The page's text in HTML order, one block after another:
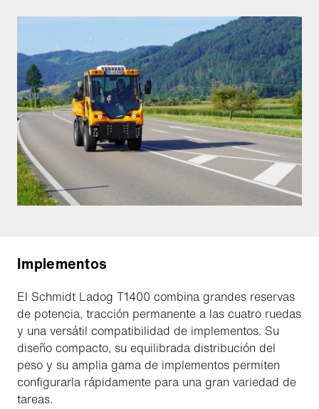
Implementos
El Schmidt Ladog T1400 combina grandes reservas
de potencia, tracción permanente a las cuatro ruedas
y una versátil compatibilidad de implementos. Su
diseño compacto, su equilibrada distribución del
peso y su amplia gama de implementos permiten
configurarla rápidamente para una gran variedad de
tareas.